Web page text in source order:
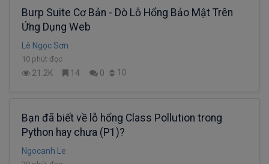
Burp Suite Cơ Bản - Dò Lỗ Hổng Bảo Mật Trên
Ứng Dụng Web
Lê Ngọc Sơn
10 phút đọc
21.2K 14 0 10
Bạn đã biết về lỗ hổng Class Pollution trong
Python hay chưa (P1)?
Ngocanh Le